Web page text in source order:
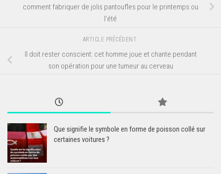
comment fabriquer de jolis pantoufles pour le printemps ou
l’été
ARTICLE PRÉCÉDENT
Il doit rester conscient: cet homme joue et chante pendant
son opération pour une tumeur au cerveau
Que signifie le symbole en forme de poisson collé sur
certaines voitures ?